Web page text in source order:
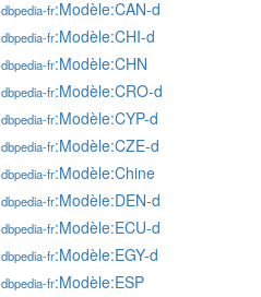
dbpedia-fr:Modèle:CAN-d
dbpedia-fr:Modèle:CHI-d
dbpedia-fr:Modèle:CHN
dbpedia-fr:Modèle:CRO-d
dbpedia-fr:Modèle:CYP-d
dbpedia-fr:Modèle:CZE-d
dbpedia-fr:Modèle:Chine
dbpedia-fr:Modèle:DEN-d
dbpedia-fr:Modèle:ECU-d
dbpedia-fr:Modèle:EGY-d
dbpedia-fr:Modèle:ESP